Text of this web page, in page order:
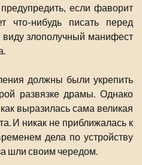
если фаворит
что-нибудь писать перед
злополучный манифест
должны были укрепить
развязке драмы. Однако
выразилась сама великая
И никак не приближалась к
дела по устройству
шли своим чередом.